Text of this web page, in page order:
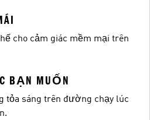
cho cảm giác mềm mại trên
BẠN MUỐN
tỏa sáng trên đường chạy lúc